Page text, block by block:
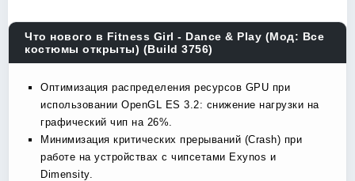
Что нового в Fitness Girl - Dance & Play (Мод: Все
костюмы открыты) (Build 3756)
Оптимизация распределения ресурсов GPU при
использовании OpenGL ES 3.2: снижение нагрузки на
графический чип на 26%.
Минимизация критических прерываний (Crash) при
работе на устройствах с чипсетами Exynos и
Dimensity.